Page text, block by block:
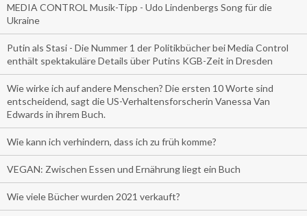
MEDIA CONTROL Musik-Tipp - Udo Lindenbergs Song für die
Ukraine
Putin als Stasi - Die Nummer 1 der Politikbücher bei Media Control
enthält spektakuläre Details über Putins KGB-Zeit in Dresden
Wie wirke ich auf andere Menschen? Die ersten 10 Worte sind
entscheidend, sagt die US-Verhaltensforscherin Vanessa Van
Edwards in ihrem Buch.
Wie kann ich verhindern, dass ich zu früh komme?
VEGAN: Zwischen Essen und Ernährung liegt ein Buch
Wie viele Bücher wurden 2021 verkauft?